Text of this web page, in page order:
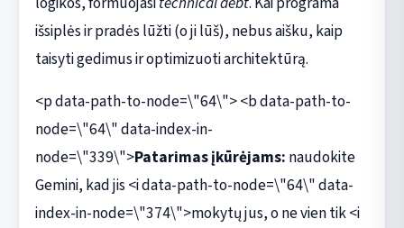
išsiplės ir pradės lūžti (o ji lūš), nebus aišku, kaip
taisyti gedimus ir optimizuoti architektūrą.
<p data-path-to-node=\"64\"> <b data-path-to-
node=\"64\" data-index-in-
node=\"339\">Patarimas įkūrėjams: naudokite
Gemini, kad jis <i data-path-to-node=\"64\" data-
index-in-node=\"374\">mokytų jus, o ne vien tik <i